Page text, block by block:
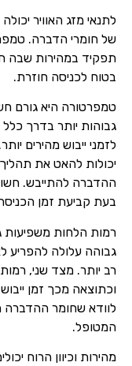
לתנאי מזג האוויר
של חומרי הדברה.
תפקיד במהירות שבה
בטוח לכניסה חוזרת.
טמפרטורה היא גורם
גבוהות יותר בדרך
לזמני ייבוש מהירים
יכולות להאט את
ההדברה להתייבש.
בעת קביעת זמן
רמות הלחות משפיעות
גבוהה עלולה להפריע
רב יותר. מצד שני,
וכתוצאה מכך זמן
לוודא שחומר ההדברה
המטופל.
מהירות וכיוון הרוח